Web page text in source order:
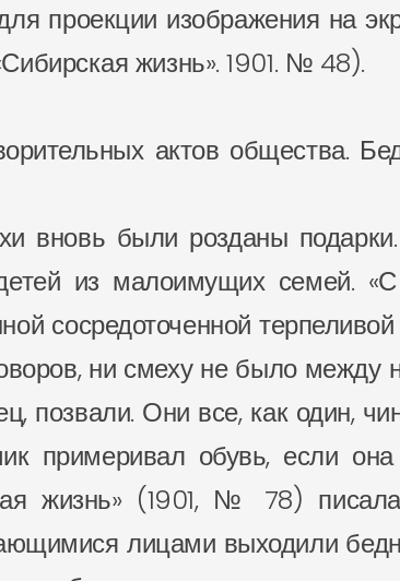
проекции изображения на
жизнь». 1901. № 48).
актов общества.
вновь были розданы
из малоимущих семей.
сосредоточенной
ни смеху не было между
позвали. Они все, как один,
примеривал обувь, если
жизнь» (1901, № 78)
лицами выходили